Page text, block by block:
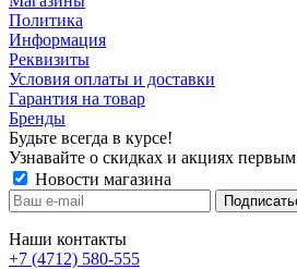
Политика
Информация
Реквизиты
Условия оплаты и доставки
Гарантия на товар
Бренды
Будьте всегда в курсе!
Узнавайте о скидках и акциях первым
Новости магазина
Наши контакты
+7 (4712) 580-555